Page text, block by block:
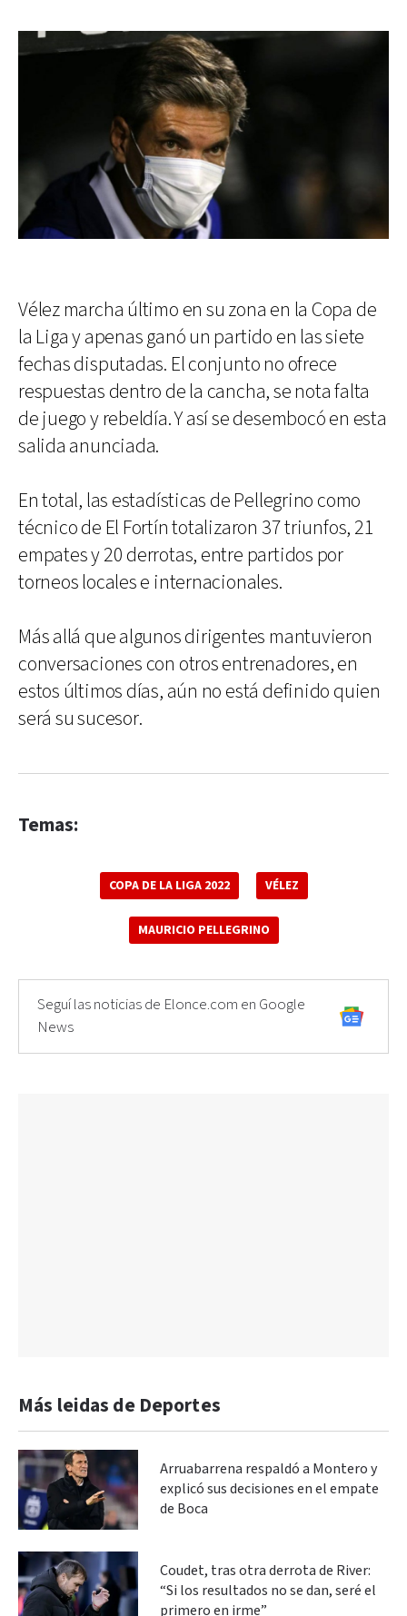
Vélez marcha último en su zona en la Copa de
la Liga y apenas ganó un partido en las siete
fechas disputadas. El conjunto no ofrece
respuestas dentro de la cancha, se nota falta
de juego y rebeldía. Y así se desembocó en esta
salida anunciada.
En total, las estadísticas de Pellegrino como
técnico de El Fortín totalizaron 37 triunfos, 21
empates y 20 derrotas, entre partidos por
torneos locales e internacionales.
Más allá que algunos dirigentes mantuvieron
conversaciones con otros entrenadores, en
estos últimos días, aún no está definido quien
será su sucesor.
Temas:
COPA DE LA LIGA 2022 VÉLEZ
MAURICIO PELLEGRINO
Seguí las noticias de Elonce.com en Google
News
Más leidas de Deportes
Arruabarrena respaldó a Montero y
explicó sus decisiones en el empate
de Boca
Coudet, tras otra derrota de River:
“Si los resultados no se dan, seré el
primero en irme”